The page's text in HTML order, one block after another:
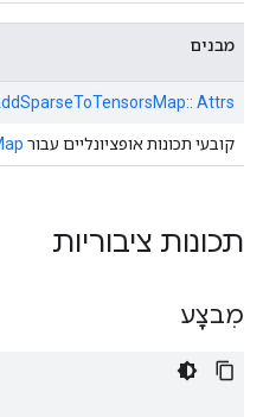
מבנים
Attrs
קובעי תכונות אופציונליים עבור
תכונות ציבוריות
מִבצָע